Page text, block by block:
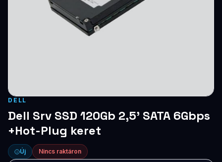
DELL
Dell Srv SSD 120Gb 2,5' SATA 6Gbps
+Hot-Plug keret
Új Nincs raktáron